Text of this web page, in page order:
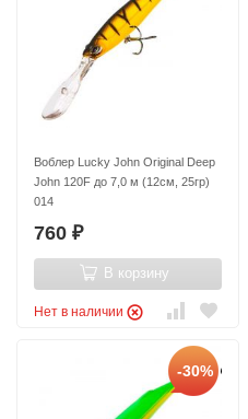
Воблер Lucky John Original Deep
John 120F до 7,0 м (12см, 25гр)
014
760 ₽
В корзину
Нет в наличии
-30%